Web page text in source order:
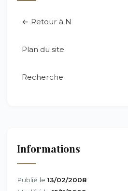
← Retour à N
Plan du site
Recherche
Informations
Publié le 13/02/2008